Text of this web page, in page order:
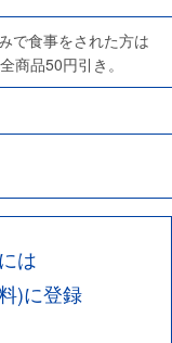
で食事をされた方は
商品50円引き。
は
)に登録